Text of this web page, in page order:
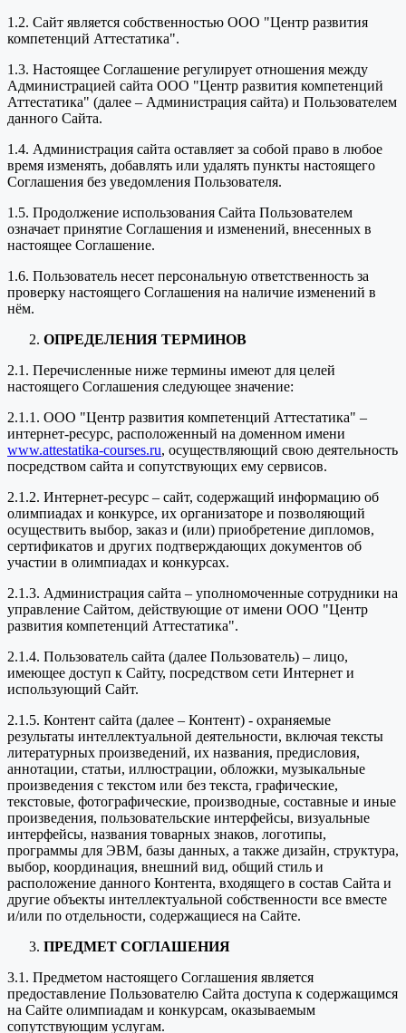
1.2. Сайт является собственностью ООО "Центр развития
компетенций Аттестатика".
1.3. Настоящее Соглашение регулирует отношения между
Администрацией сайта ООО "Центр развития компетенций
Аттестатика" (далее – Администрация сайта) и Пользователем
данного Сайта.
1.4. Администрация сайта оставляет за собой право в любое
время изменять, добавлять или удалять пункты настоящего
Соглашения без уведомления Пользователя.
1.5. Продолжение использования Сайта Пользователем
означает принятие Соглашения и изменений, внесенных в
настоящее Соглашение.
1.6. Пользователь несет персональную ответственность за
проверку настоящего Соглашения на наличие изменений в
нём.
ОПРЕДЕЛЕНИЯ ТЕРМИНОВ
2.1. Перечисленные ниже термины имеют для целей
настоящего Соглашения следующее значение:
2.1.1. ООО "Центр развития компетенций Аттестатика" –
интернет-ресурс, расположенный на доменном имени
www.attestatika-courses.ru, осуществляющий свою деятельность
посредством сайта и сопутствующих ему сервисов.
2.1.2. Интернет-ресурс – сайт, содержащий информацию об
олимпиадах и конкурсе, их организаторе и позволяющий
осуществить выбор, заказ и (или) приобретение дипломов,
сертификатов и других подтверждающих документов об
участии в олимпиадах и конкурсах.
2.1.3. Администрация сайта – уполномоченные сотрудники на
управление Сайтом, действующие от имени ООО "Центр
развития компетенций Аттестатика".
2.1.4. Пользователь сайта (далее Пользователь) – лицо,
имеющее доступ к Сайту, посредством сети Интернет и
использующий Сайт.
2.1.5. Контент сайта (далее – Контент) - охраняемые
результаты интеллектуальной деятельности, включая тексты
литературных произведений, их названия, предисловия,
аннотации, статьи, иллюстрации, обложки, музыкальные
произведения с текстом или без текста, графические,
текстовые, фотографические, производные, составные и иные
произведения, пользовательские интерфейсы, визуальные
интерфейсы, названия товарных знаков, логотипы,
программы для ЭВМ, базы данных, а также дизайн, структура,
выбор, координация, внешний вид, общий стиль и
расположение данного Контента, входящего в состав Сайта и
другие объекты интеллектуальной собственности все вместе
и/или по отдельности, содержащиеся на Сайте.
ПРЕДМЕТ СОГЛАШЕНИЯ
3.1. Предметом настоящего Соглашения является
предоставление Пользователю Сайта доступа к содержащимся
на Сайте олимпиадам и конкурсам, оказываемым
сопутствующим услугам.